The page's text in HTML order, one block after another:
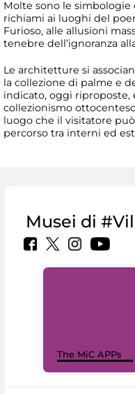
Molte sono le simbologie
richiami ai luoghi del
Furioso, alle allusioni
tenebre dell’ignoranza
Le architetture si
la collezione di palme e
indicato, oggi riproposte,
collezionismo
luogo che il visitatore
percorso tra interni ed
Musei di
The MiC APPs